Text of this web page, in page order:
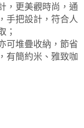
，更美觀時尚，通
手把設計，符合人
；
可堆疊收納，節省
有簡約米、雅致咖